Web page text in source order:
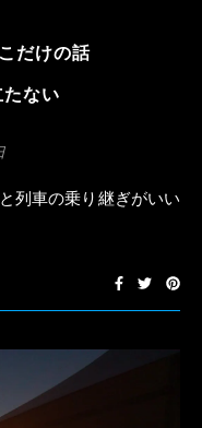
だけの話
ない